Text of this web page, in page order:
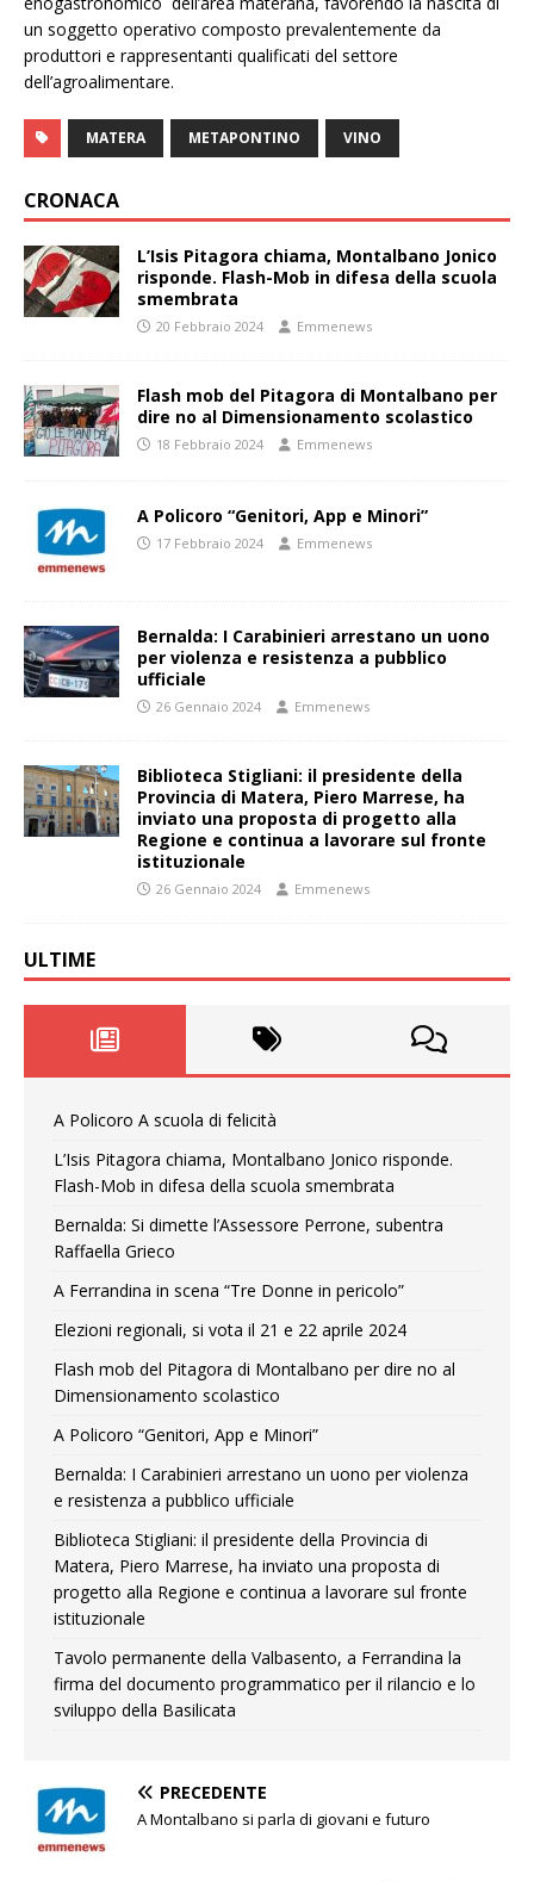
un soggetto operativo composto prevalentemente da
produttori e rappresentanti qualificati del settore
dell’agroalimentare.
MATERA METAPONTINO VINO
CRONACA
L’Isis Pitagora chiama, Montalbano Jonico
risponde. Flash-Mob in difesa della scuola
smembrata
20 Febbraio 2024 Emmenews
Flash mob del Pitagora di Montalbano per
dire no al Dimensionamento scolastico
18 Febbraio 2024 Emmenews
A Policoro “Genitori, App e Minori”
17 Febbraio 2024 Emmenews
Bernalda: I Carabinieri arrestano un uono
per violenza e resistenza a pubblico
ufficiale
26 Gennaio 2024 Emmenews
Biblioteca Stigliani: il presidente della
Provincia di Matera, Piero Marrese, ha
inviato una proposta di progetto alla
Regione e continua a lavorare sul fronte
istituzionale
26 Gennaio 2024 Emmenews
ULTIME
A Policoro A scuola di felicità
L’Isis Pitagora chiama, Montalbano Jonico risponde.
Flash-Mob in difesa della scuola smembrata
Bernalda: Si dimette l’Assessore Perrone, subentra
Raffaella Grieco
A Ferrandina in scena “Tre Donne in pericolo”
Elezioni regionali, si vota il 21 e 22 aprile 2024
Flash mob del Pitagora di Montalbano per dire no al
Dimensionamento scolastico
A Policoro “Genitori, App e Minori”
Bernalda: I Carabinieri arrestano un uono per violenza
e resistenza a pubblico ufficiale
Biblioteca Stigliani: il presidente della Provincia di
Matera, Piero Marrese, ha inviato una proposta di
progetto alla Regione e continua a lavorare sul fronte
istituzionale
Tavolo permanente della Valbasento, a Ferrandina la
firma del documento programmatico per il rilancio e lo
sviluppo della Basilicata
PRECEDENTE
A Montalbano si parla di giovani e futuro